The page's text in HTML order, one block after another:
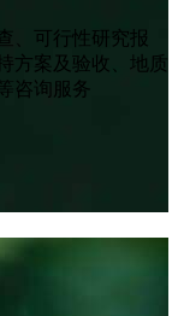
、可行性研究报
方案及验收、地质
咨询服务